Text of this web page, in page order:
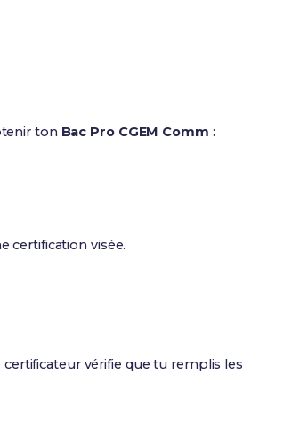
ton Bac Pro CGEM Comm :
certification visée.
vérifie que tu remplis les